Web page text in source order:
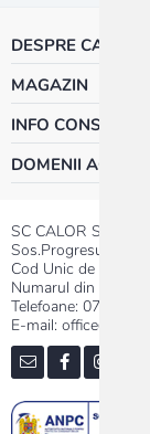
DESPRE CALOR
MAGAZIN
INFO
DOMENII
SC CALOR SRL
Sos.Progresului
Cod Unic de
Numarul din
Telefoane:
E-mail: